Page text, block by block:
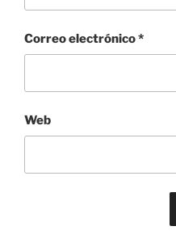
Correo electrónico*
Web